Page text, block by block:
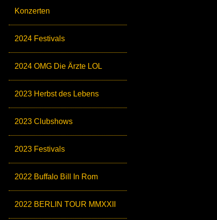
Konzerten
2024 Festivals
2024 OMG Die Ärzte LOL
2023 Herbst des Lebens
2023 Clubshows
2023 Festivals
2022 Buffalo Bill In Rom
2022 BERLIN TOUR MMXXII